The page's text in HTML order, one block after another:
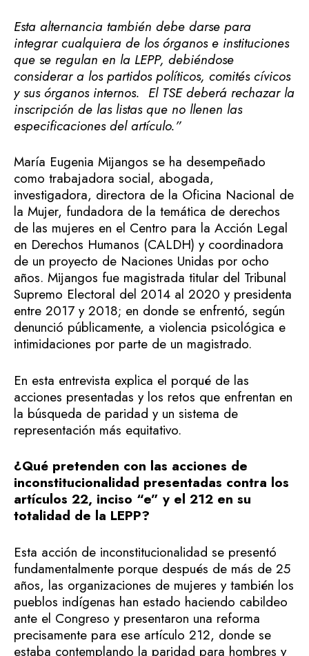
Esta alternancia también debe darse para
integrar cualquiera de los órganos e instituciones
que se regulan en la LEPP, debiéndose
considerar a los partidos políticos, comités cívicos
y sus órganos internos. El TSE deberá rechazar la
inscripción de las listas que no llenen las
especificaciones del artículo.”
María Eugenia Mijangos se ha desempeñado
como trabajadora social, abogada,
investigadora, directora de la Oficina Nacional de
la Mujer, fundadora de la temática de derechos
de las mujeres en el Centro para la Acción Legal
en Derechos Humanos (CALDH) y coordinadora
de un proyecto de Naciones Unidas por ocho
años. Mijangos fue magistrada titular del Tribunal
Supremo Electoral del 2014 al 2020 y presidenta
entre 2017 y 2018; en donde se enfrentó, según
denunció públicamente, a violencia psicológica e
intimidaciones por parte de un magistrado.
En esta entrevista explica el porqué de las
acciones presentadas y los retos que enfrentan en
la búsqueda de paridad y un sistema de
representación más equitativo.
¿Qué pretenden con las acciones de
inconstitucionalidad presentadas contra los
artículos 22, inciso “e” y el 212 en su
totalidad de la LEPP?
Esta acción de inconstitucionalidad se presentó
fundamentalmente porque después de más de 25
años, las organizaciones de mujeres y también los
pueblos indígenas han estado haciendo cabildeo
ante el Congreso y presentaron una reforma
precisamente para ese artículo 212, donde se
estaba contemplando la paridad para hombres y